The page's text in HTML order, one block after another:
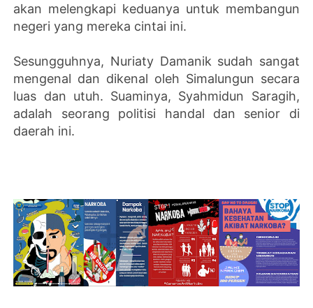
akan melengkapi keduanya untuk membangun
negeri yang mereka cintai ini.
Sesungguhnya, Nuriaty Damanik sudah sangat
mengenal dan dikenal oleh Simalungun secara
luas dan utuh. Suaminya, Syahmidun Saragih,
adalah seorang politisi handal dan senior di
daerah ini.